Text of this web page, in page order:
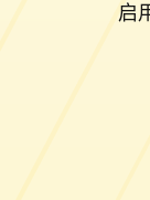
启